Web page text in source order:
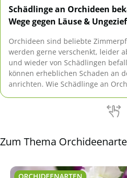
Schädlinge an Orchideen
Wege gegen Läuse &
Orchideen sind beliebte
werden gerne verschenkt, leider
und wieder von Schädlingen
können erheblichen Schaden an
anrichten. Wie Schädlinge an
Zum Thema